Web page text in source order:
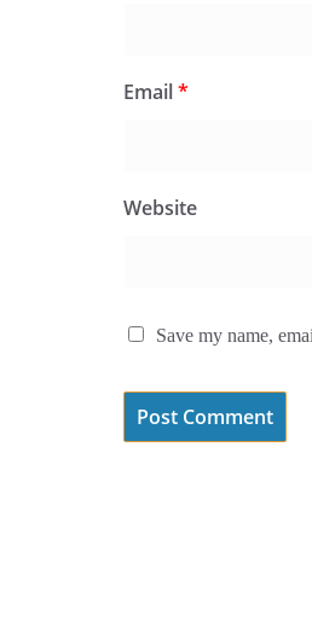
Email*
Website
Save my name,